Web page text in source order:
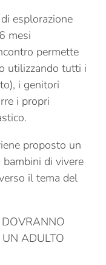
esplorazione
mesi
permette
utilizzando tutti i
i genitori
i propri
proposto un
di vivere
il tema del
ADULTO